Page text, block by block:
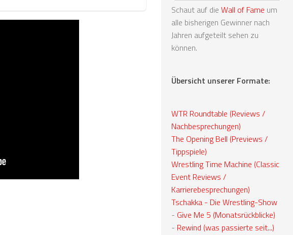
Schaut auf die Wall of Fame um
alle bisherigen Gewinner nach
Jahren aufgeteilt sehen zu
können.
Übersicht unserer Formate:
WTR Roundtable (Reviews /
Nachbesprechungen)
The Opening Bell (Previews /
Tippspiele)
Wrestling Time Machine (Classic
Event Reviews /
Karrierebesprechungen)
Tschakka - Die Wrestling-Show
- Give Me 5 (Monatsrückblicke)
- Rewind (was passierte seit...)